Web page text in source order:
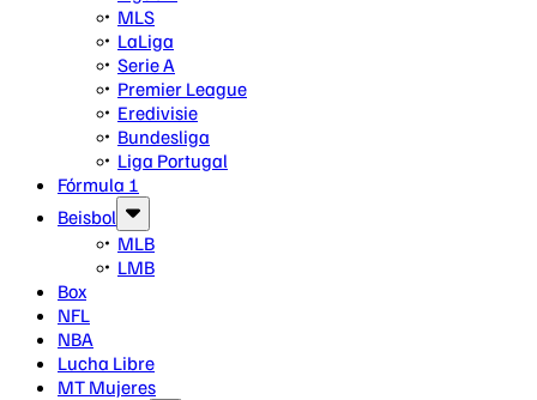
MLS
LaLiga
Serie A
Premier League
Eredivisie
Bundesliga
Liga Portugal
Fórmula 1
Beisbol
MLB
LMB
Box
NFL
NBA
Lucha Libre
MT Mujeres